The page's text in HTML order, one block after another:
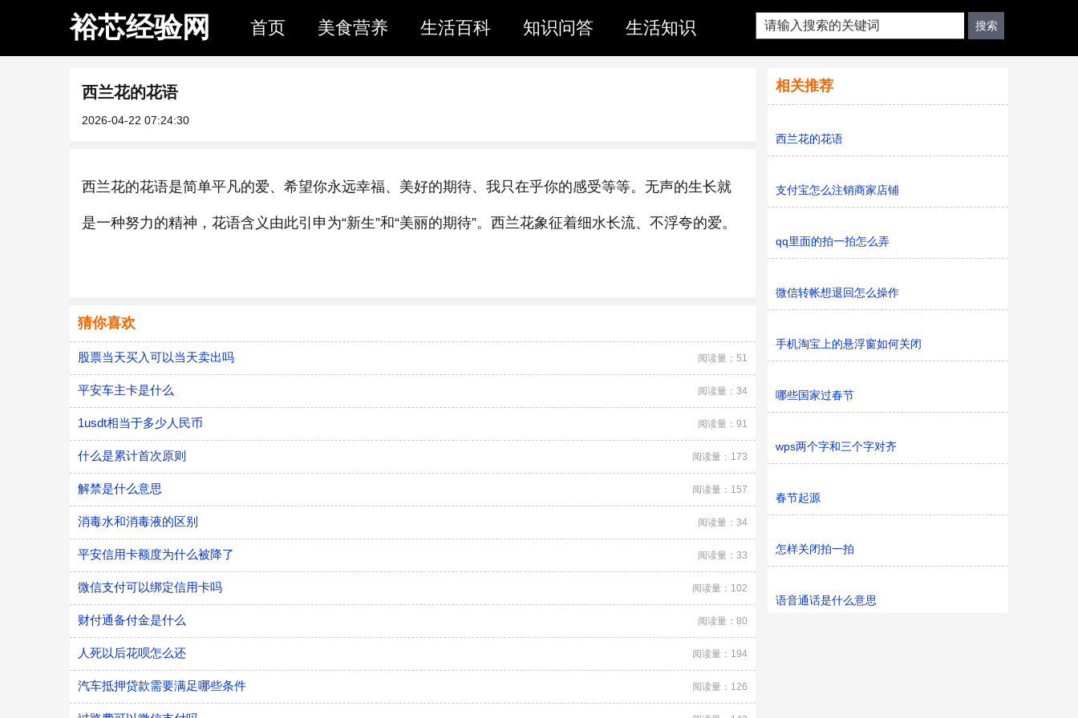
裕芯经验网 首页 美食营养 生活百科 知识问答 生活知识
西兰花的花语
2026-04-22 07:24:30
西兰花的花语是简单平凡的爱、希望你永远幸福、美好的期待、我只在乎你的感受等等。无声的生长就
是一种努力的精神，花语含义由此引申为“新生”和“美丽的期待”。西兰花象征着细水长流、不浮夸的爱。
猜你喜欢
股票当天买入可以当天卖出吗 阅读量：51
平安车主卡是什么 阅读量：34
1usdt相当于多少人民币 阅读量：91
什么是累计首次原则 阅读量：173
解禁是什么意思 阅读量：157
消毒水和消毒液的区别 阅读量：34
平安信用卡额度为什么被降了 阅读量：33
微信支付可以绑定信用卡吗 阅读量：102
财付通备付金是什么 阅读量：80
人死以后花呗怎么还 阅读量：194
汽车抵押贷款需要满足哪些条件 阅读量：126
相关推荐
西兰花的花语
支付宝怎么注销商家店铺
qq里面的拍一拍怎么弄
微信转帐想退回怎么操作
手机淘宝上的悬浮窗如何关闭
哪些国家过春节
wps两个字和三个字对齐
春节起源
怎样关闭拍一拍
语音通话是什么意思